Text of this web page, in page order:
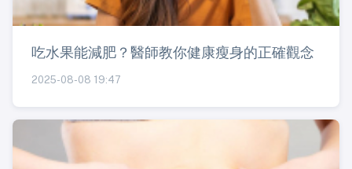
吃水果能減肥？醫師教你健康瘦身的正確觀念
2025-08-08 19:47